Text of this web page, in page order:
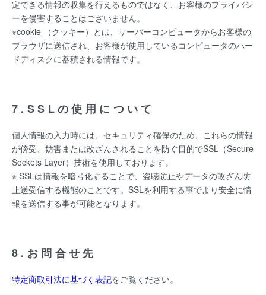
定できる情報の収集を行えるものではなく、お客様のプライバシ
ーを侵害することはございません。
※cookie （クッキー）とは、サーバーコンピュータからお客様の
ブラウザに送信され、お客様が使用しているコンピュータのハー
ドディスクに蓄積される情報です。
7.SSLの使用について
個人情報の入力時には、セキュリティ確保のため、これらの情報
が傍受、妨害または改ざんされることを防ぐ目的でSSL（Secure
Sockets Layer）技術を使用しております。
※ SSLは情報を暗号化することで、盗聴防止やデータの改ざん防
止送受信する機能のことです。SSLを利用する事でより安全に情
報を送信する事が可能となります。
8.お問合せ先
特定商取引法に基づく表記をご覧ください。